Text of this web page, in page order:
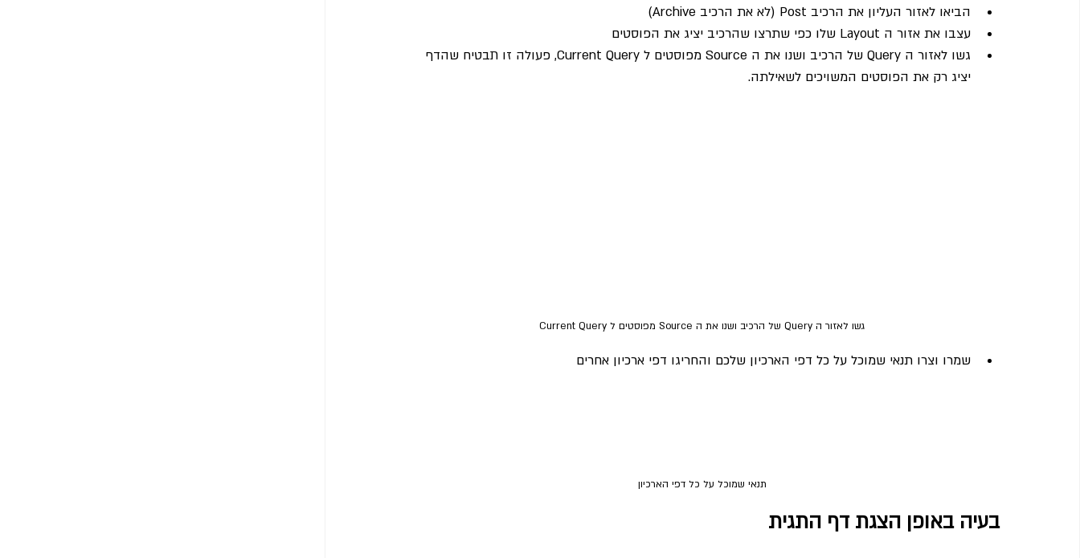
הביאו לאזור העליון את הרכיב Post (לא את הרכיב Archive)
עצבו את אזור ה Layout שלו כפי שתרצו שהרכיב יציג את הפוסטים
גשו לאזור ה Query של הרכיב ושנו את ה Source מפוסטים ל Current Query, פעולה זו תבטיח שהדף
יציג רק את הפוסטים המשויכים לשאילתה.
גשו לאזור ה Query של הרכיב ושנו את ה Source מפוסטים ל Current Query
שמרו וצרו תנאי שמוכל על כל דפי הארכיון שלכם והחריגו דפי ארכיון אחרים
תנאי שמוכל על כל דפי הארכיון
בעיה באופן הצגת דף התגית